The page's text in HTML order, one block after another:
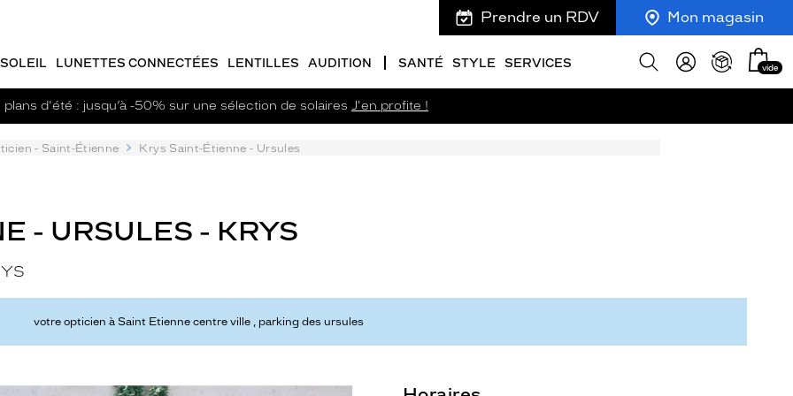
Prendre un RDV Mon magasin
LUNETTES CONNECTÉES LENTILLES AUDITION SANTÉ STYLE SERVICES
Afficher
Mon
panier
vide
plans d'été : jusqu’à -50% sur une sélection de solaires J'en profite !
- Saint-Étienne Krys Saint-Étienne - Ursules
- URSULES - KRYS
votre opticien à Saint Etienne centre ville , parking des ursules